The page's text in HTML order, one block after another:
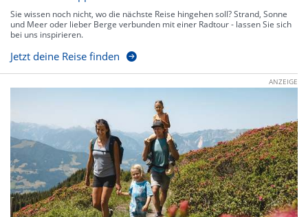
Sie wissen noch nicht, wo die nächste Reise hingehen soll? Strand, Sonne
und Meer oder lieber Berge verbunden mit einer Radtour - lassen Sie sich
bei uns inspirieren.
Jetzt deine Reise finden
ANZEIGE